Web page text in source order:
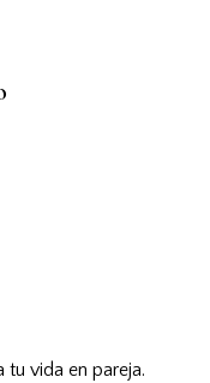
tu vida en pareja.